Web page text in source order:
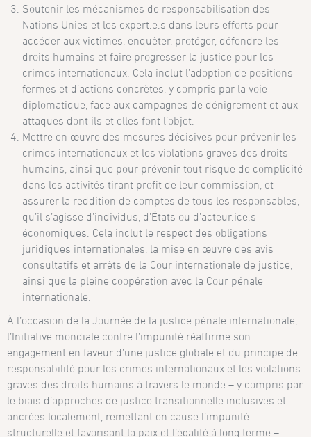
Soutenir les mécanismes de responsabilisation des
Nations Unies et les expert.e.s dans leurs efforts pour
accéder aux victimes, enquêter, protéger, défendre les
droits humains et faire progresser la justice pour les
crimes internationaux. Cela inclut l’adoption de positions
fermes et d’actions concrètes, y compris par la voie
diplomatique, face aux campagnes de dénigrement et aux
attaques dont ils et elles font l’objet.
Mettre en œuvre des mesures décisives pour prévenir les
crimes internationaux et les violations graves des droits
humains, ainsi que pour prévenir tout risque de complicité
dans les activités tirant profit de leur commission, et
assurer la reddition de comptes de tous les responsables,
qu’il s’agisse d’individus, d’États ou d’acteur.ice.s
économiques. Cela inclut le respect des obligations
juridiques internationales, la mise en œuvre des avis
consultatifs et arrêts de la Cour internationale de justice,
ainsi que la pleine coopération avec la Cour pénale
internationale.
À l’occasion de la Journée de la justice pénale internationale,
l’Initiative mondiale contre l’impunité réaffirme son
engagement en faveur d’une justice globale et du principe de
responsabilité pour les crimes internationaux et les violations
graves des droits humains à travers le monde – y compris par
le biais d’approches de justice transitionnelle inclusives et
ancrées localement, remettant en cause l’impunité
structurelle et favorisant la paix et l’égalité à long terme –